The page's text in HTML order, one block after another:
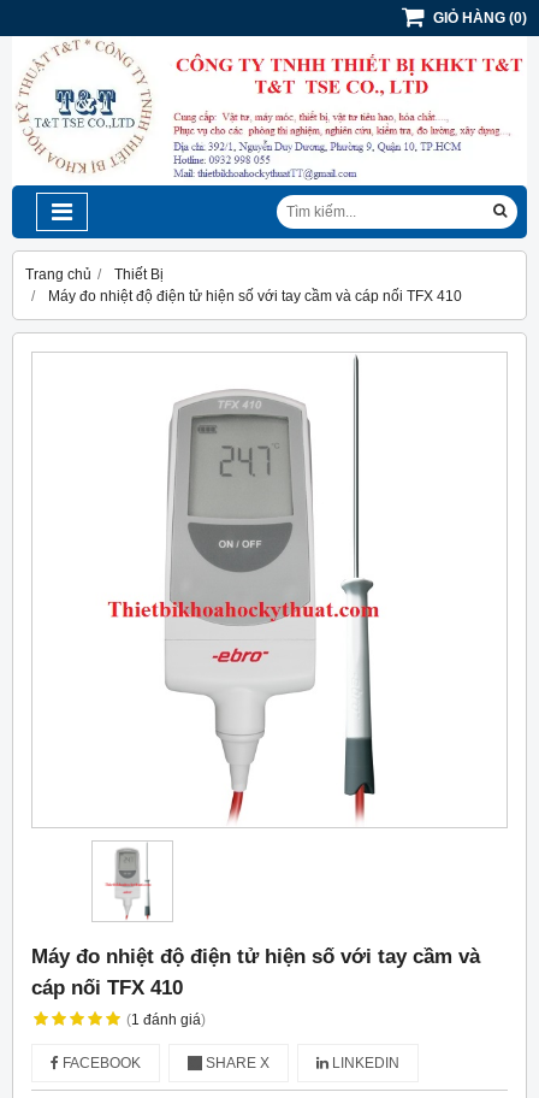
GIỎ HÀNG (0)
Trang chủ
Thiết Bị
Máy đo nhiệt độ điện tử hiện số với tay cầm và cáp nối TFX 410
Máy đo nhiệt độ điện tử hiện số với tay cầm và
cáp nối TFX 410
(1 đánh giá)
FACEBOOK SHARE X LINKEDIN